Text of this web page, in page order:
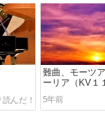
難曲、モーツ
ーリア（KV１
5年前